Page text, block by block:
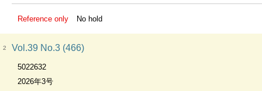
Reference only No hold
2 Vol.39 No.3 (466)
5022632
2026年3号